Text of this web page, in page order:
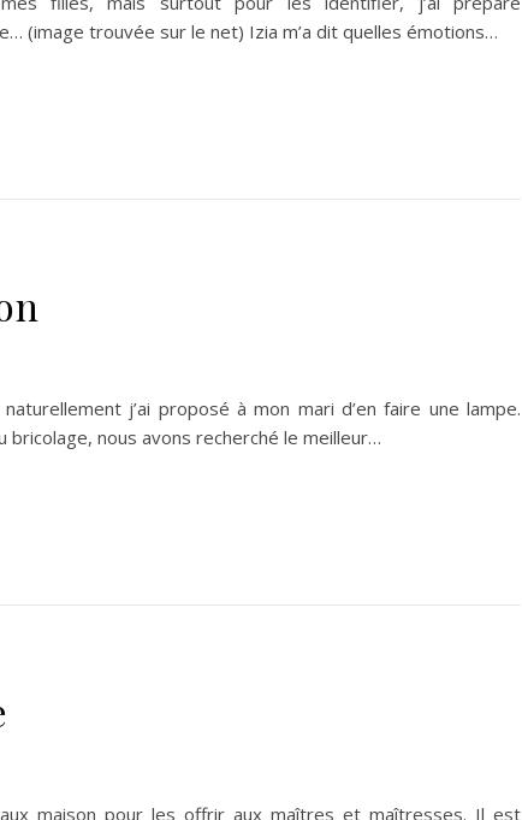
(image trouvée sur le net) Izia m’a dit quelles émotions…
j’ai proposé à mon mari d’en faire une lampe.
nous avons recherché le meilleur…
maison pour les offrir aux maîtres et maîtresses. Il est